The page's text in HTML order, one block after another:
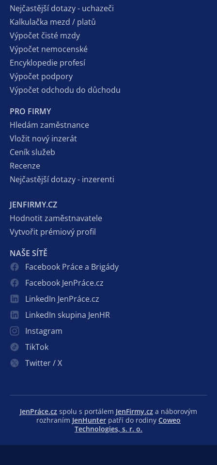
Nejčastější dotazy - uchazeči
Kalkulačka mezd / platů
Výpočet čisté mzdy
Výpočet nemocenské
Encyklopedie profesí
Výpočet podpory
Výpočet odchodu do důchodu
PRO FIRMY
Hledám zaměstnance
Vložit nový inzerát
Ceník služeb
Recenze
Nejčastější dotazy - inzerenti
JENFIRMY.CZ
Hodnotit zaměstnavatele
Vytvořit prémiový profil
NAŠE SÍTĚ
Facebook Práce a Brigády
Facebook JenPráce.cz
LinkedIn JenPráce.cz
LinkedIn skupina JenHR
Instagram
TikTok
Twitter / X
JenPráce.cz spolu s portálem JenFirmy.cz a náborovým
rozhraním JenHunter patří do rodiny Coweo
Technologies, s. r. o.